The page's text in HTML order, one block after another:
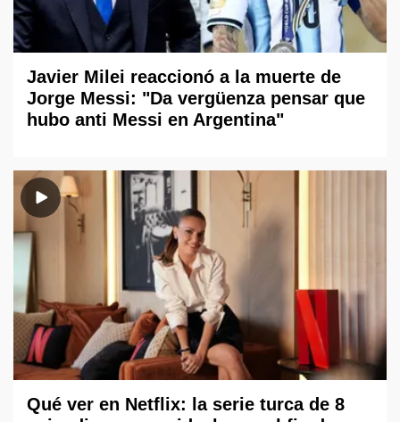
Javier Milei reaccionó a la muerte de
Jorge Messi: "Da vergüenza pensar que
hubo anti Messi en Argentina"
Qué ver en Netflix: la serie turca de 8